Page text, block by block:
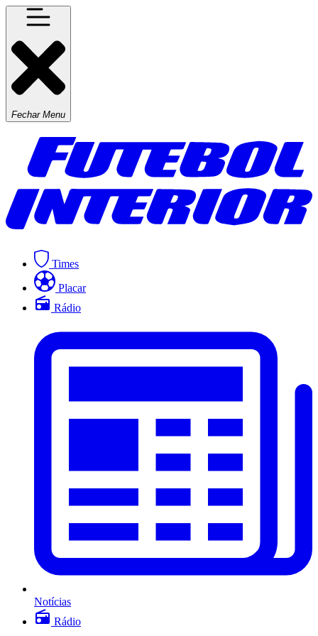
Fechar Menu
Times
Placar
Rádio
Notícias
Rádio